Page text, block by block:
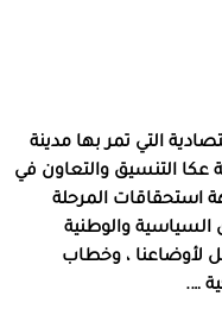
التي تمر بها مدينة
التنسيق والتعاون في
استحقاقات المرحلة
السياسية والوطنية
لأوضاعنا ، وخطاب
….